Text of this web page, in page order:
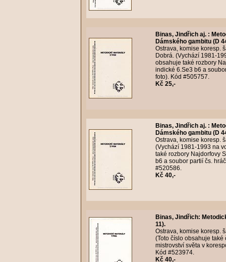
Binas, Jindřich aj. :
Dámského gambitu (D
Ostrava, komise koresp.
Dobrá. (Vychází 1981-
obsahuje také rozbory
indické 6.Se3 b6 a
foto). Kód #505757.
Kč 25,-
Binas, Jindřich aj. :
Dámského gambitu (D
Ostrava, komise koresp.
(Vychází 1981-1993 na
také rozbory Najdorfovy
b6 a soubor partií čs.
#520586.
Kč 40,-
Binas, Jindřich:
11).
Ostrava, komise koresp.
(Toto číslo obsahuje
mistrovství světa v
Kód #523974.
Kč 40,-